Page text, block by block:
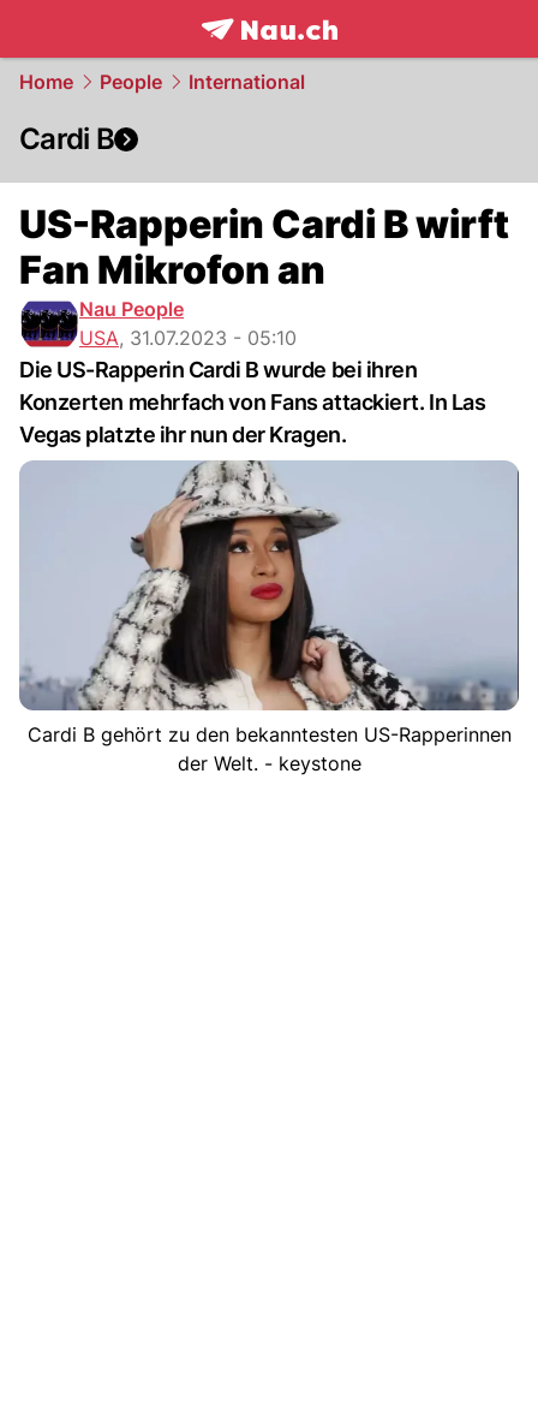
frontpage.NAU.ch
Home People International
Cardi B
US-Rapperin Cardi B wirft
Fan Mikrofon an
Nau People
USA, 31.07.2023 - 05:10
Die US-Rapperin Cardi B wurde bei ihren
Konzerten mehrfach von Fans attackiert. In Las
Vegas platzte ihr nun der Kragen.
Cardi B gehört zu den bekanntesten US-Rapperinnen
der Welt. - keystone